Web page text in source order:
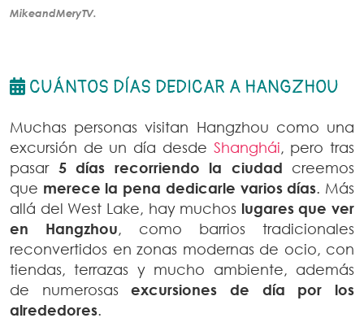
MikeandMeryTV.
CUÁNTOS DÍAS DEDICAR A HANGZHOU
Muchas personas visitan Hangzhou como una
excursión de un día desde Shanghái, pero tras
pasar 5 días recorriendo la ciudad creemos
que merece la pena dedicarle varios días. Más
allá del West Lake, hay muchos lugares que ver
en Hangzhou, como barrios tradicionales
reconvertidos en zonas modernas de ocio, con
tiendas, terrazas y mucho ambiente, además
de numerosasexcursiones de día por los
alrededores.